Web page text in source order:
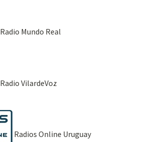
Radio Mundo Real
Radio VilardeVoz
Radios Online Uruguay